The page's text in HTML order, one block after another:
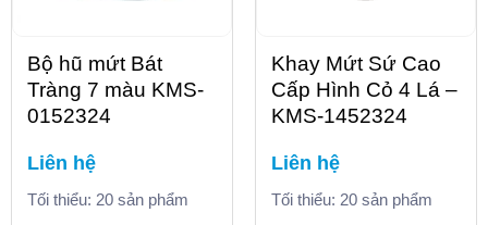
Bộ hũ mứt Bát
Tràng 7 màu KMS-
0152324
Liên hệ
Tối thiểu: 20 sản phẩm
Khay Mứt Sứ Cao
Cấp Hình Cỏ 4 Lá –
KMS-1452324
Liên hệ
Tối thiểu: 20 sản phẩm